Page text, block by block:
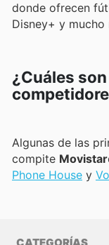
donde ofrecen
Disney+ y mucho
¿Cuáles
Algunas de las
compite Movistar
Phone House y